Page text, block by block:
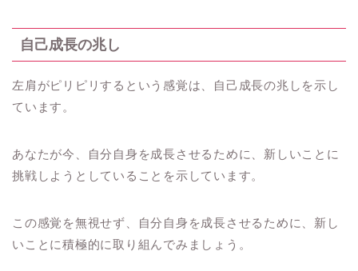
自己成長の兆し
左肩がピリピリするという感覚は、自己成長の兆しを示し
ています。
あなたが今、自分自身を成長させるために、新しいことに
挑戦しようとしていることを示しています。
この感覚を無視せず、自分自身を成長させるために、新し
いことに積極的に取り組んでみましょう。